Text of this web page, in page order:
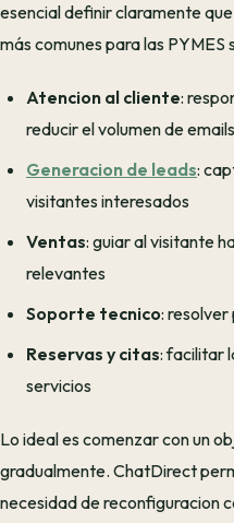
esencial definir claramente
más comunes para las PYMES
Atencion al cliente:
reducir el volumen de
Generacion de leads:
visitantes interesados
Ventas: guiar al visitante
relevantes
Soporte tecnico: resolver
Reservas y citas: facilitar
servicios
Lo ideal es comenzar con un
gradualmente. ChatDirect
necesidad de reconfiguracion